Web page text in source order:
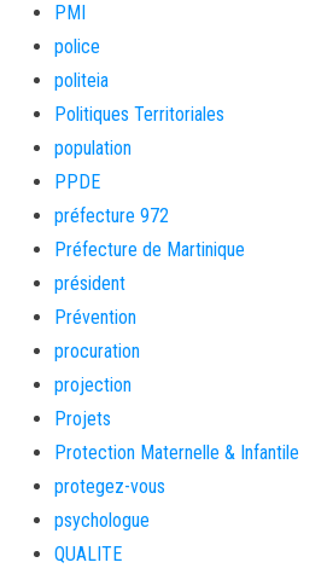
PMI
police
politeia
Politiques Territoriales
population
PPDE
préfecture 972
Préfecture de Martinique
président
Prévention
procuration
projection
Projets
Protection Maternelle & Infantile
protegez-vous
psychologue
QUALITE